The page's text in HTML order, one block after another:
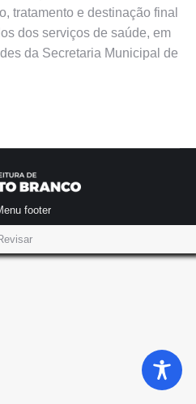
tratamento e destinação final
dos serviços de saúde, em
da Secretaria Municipal de
footer